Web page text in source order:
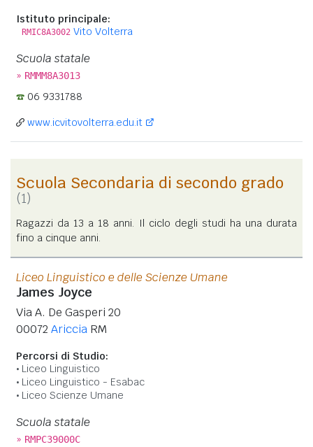
Istituto principale:
RMIC8A3002 Vito Volterra
Scuola statale
» RMMM8A3013
06 9331788
www.icvitovolterra.edu.it
Scuola Secondaria di secondo grado
(1)
Ragazzi da 13 a 18 anni. Il ciclo degli studi ha una durata
fino a cinque anni.
Liceo Linguistico e delle Scienze Umane
James Joyce
Via A. De Gasperi 20
00072 Ariccia RM
Percorsi di Studio:
Liceo Linguistico
Liceo Linguistico - Esabac
Liceo Scienze Umane
Scuola statale
» RMPC39000C